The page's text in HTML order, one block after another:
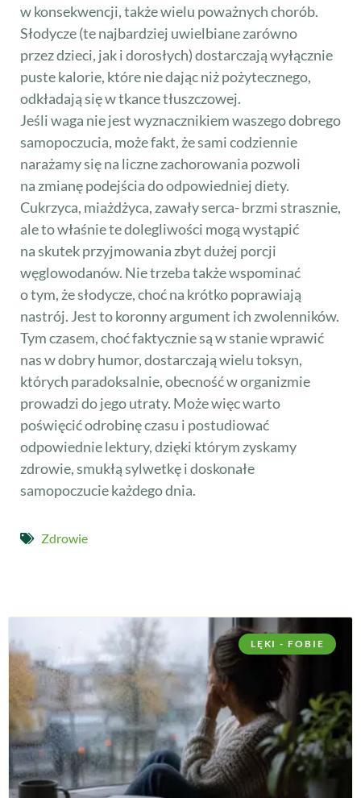
w konsekwencji, także wielu poważnych chorób.
Słodycze (te najbardziej uwielbiane zarówno
przez dzieci, jak i dorosłych) dostarczają wyłącznie
puste kalorie, które nie dając niż pożytecznego,
odkładają się w tkance tłuszczowej.
Jeśli waga nie jest wyznacznikiem waszego dobrego
samopoczucia, może fakt, że sami codziennie
narażamy się na liczne zachorowania pozwoli
na zmianę podejścia do odpowiedniej diety.
Cukrzyca, miażdżyca, zawały serca- brzmi strasznie,
ale to właśnie te dolegliwości mogą wystąpić
na skutek przyjmowania zbyt dużej porcji
węglowodanów. Nie trzeba także wspominać
o tym, że słodycze, choć na krótko poprawiają
nastrój. Jest to koronny argument ich zwolenników.
Tym czasem, choć faktycznie są w stanie wprawić
nas w dobry humor, dostarczają wielu toksyn,
których paradoksalnie, obecność w organizmie
prowadzi do jego utraty. Może więc warto
poświęcić odrobinę czasu i postudiować
odpowiednie lektury, dzięki którym zyskamy
zdrowie, smukłą sylwetkę i doskonałe
samopoczucie każdego dnia.
Zdrowie
LĘKI - FOBIE